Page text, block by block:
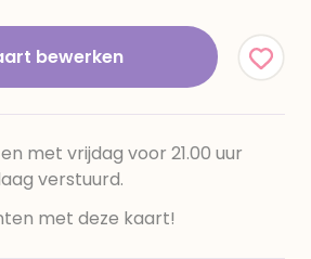
bewerken
met vrijdag voor 21.00 uur
verstuurd.
met deze kaart!